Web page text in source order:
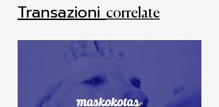
Transazionicorrelate